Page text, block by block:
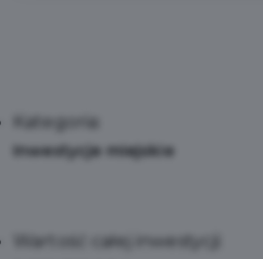
Kategoria:
Inwestycje miejskie
Wartość całej inwestycji: